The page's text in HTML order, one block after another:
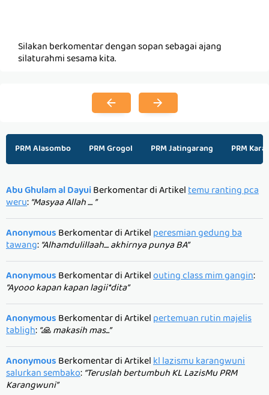
Silakan berkomentar dengan sopan sebagai ajang
silaturahmi sesama kita.
PRM Alasombo PRM Grogol PRM Jatingarang PRM
Abu Ghulam al DayuiBerkomentar di Artikeltemu ranting pca
weru:“Masyaa Allah .... ”
AnonymousBerkomentar di Artikelperesmian gedung ba
tawang:“Alhamdulillaah.... akhirnya punya BA”
AnonymousBerkomentar di Artikelouting class mim gangin:
“Ayooo kapan kapan lagii*dita”
AnonymousBerkomentar di Artikelpertemuan rutin majelis
tabligh:“🙏 makasih mas...”
AnonymousBerkomentar di Artikelkl lazismu karangwuni
salurkan sembako:“Teruslah bertumbuh KL LazisMu PRM
Karangwuni”